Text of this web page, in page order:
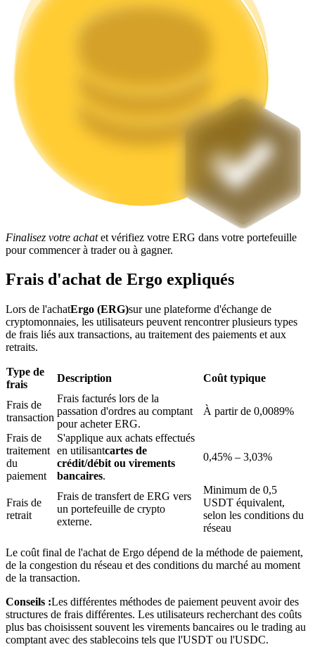
Des rendements élevés et un accès instantané
Launchpool
Blocages BTR
Des investissements exclusifs pour les détenteurs de BTR
Prêts
Service d'emprunt adossé à des cryptomonnaies
Finalisez votre achatet vérifiez votre ERG dans votre portefeuille
pour commencer à trader ou à gagner.
Frais d'achat de Ergo expliqués
Lors de l'achatErgo (ERG)sur une plateforme d'échange de
cryptomonnaies, les utilisateurs peuvent rencontrer plusieurs types
de frais liés aux transactions, au traitement des paiements et aux
retraits.
Type de
frais
Description Coût typique
Frais de
transaction
Frais facturés lors de la
passation d'ordres au comptant
pour acheter ERG.
À partir de 0,0089%
Frais de
traitement
du
paiement
S'applique aux achats effectués
en utilisantcartes de
crédit/débit ou virements
bancaires.
0,45% – 3,03%
Frais de
retrait
Frais de transfert de ERG vers
un portefeuille de crypto
externe.
Minimum de 0,5
USDT équivalent,
selon les conditions du
réseau
Le coût final de l'achat de Ergo dépend de la méthode de paiement,
de la congestion du réseau et des conditions du marché au moment
de la transaction.
Conseils :Les différentes méthodes de paiement peuvent avoir des
structures de frais différentes. Les utilisateurs recherchant des coûts
plus bas choisissent souvent les virements bancaires ou le trading au
comptant avec des stablecoins tels que l'USDT ou l'USDC.